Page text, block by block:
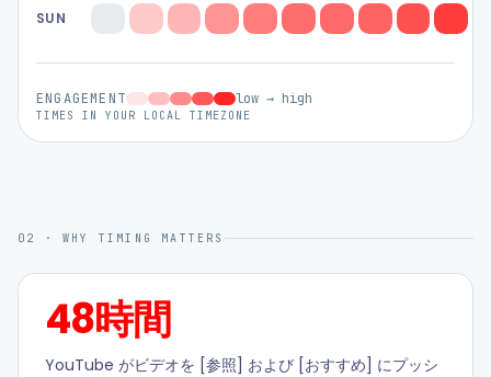
SUN
ENGAGEMENT low → high
TIMES IN YOUR LOCAL TIMEZONE
02 · WHY TIMING MATTERS
48時間
YouTube がビデオを [参照] および [おすすめ] にプッシ